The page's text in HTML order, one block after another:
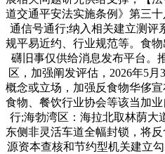
道交通平安法实施条例》第三
通信号通行;纳入相关建立测评
规平易近约、行业规范等。食
礴旧事仅供给消息发布平台。
区，加强阐发评估，2026年5
概念或立场，加强反食物华侈
食物、餐饮行业协会等该当加
行;海勃湾区：海拉北取林荫大
东侧非灵活车道全幅封锁，将
源资本查核和节约型机关建立